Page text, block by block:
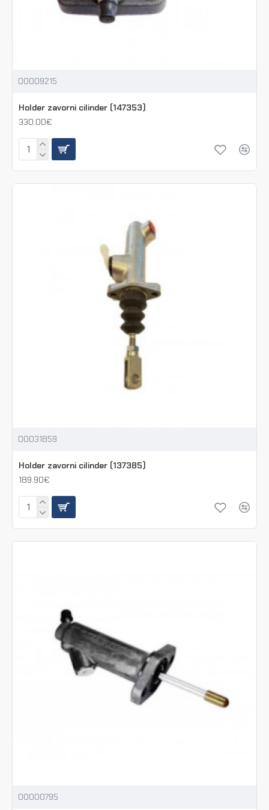
00009215
Holder zavorni cilinder (147353)
330.00€
00031859
Holder zavorni cilinder (137385)
189.90€
00000795